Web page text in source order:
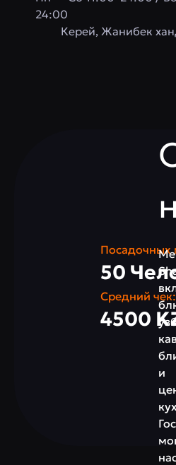
24:00
Керей, Жанибек
и
Посадочных
50
Средний чек:
4500